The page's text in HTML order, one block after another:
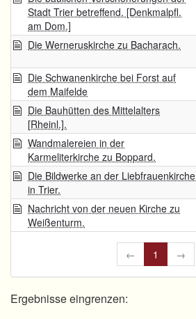
Stadt Trier betreffend. [Denkmalpfl.
am Dom.]
Die Werneruskirche zu Bacharach.
Die Schwanenkirche bei Forst auf
dem Maifelde
Die Bauhütten des Mittelalters
[Rheinl.].
Wandmalereien in der
Karmeliterkirche zu Boppard.
Die Bildwerke an der Liebfrauenkirche
in Trier.
Nachricht von der neuen Kirche zu
Weißenturm.
← 1 →
Ergebnisse eingrenzen: